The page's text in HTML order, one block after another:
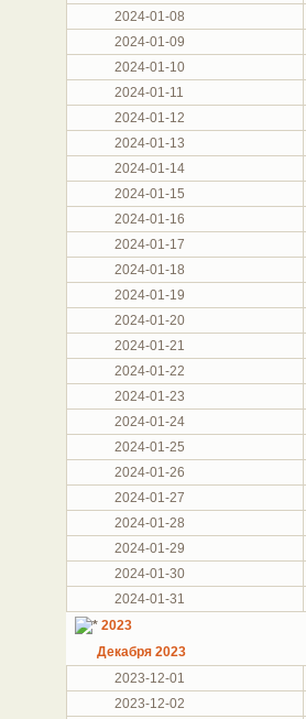
2024-01-08
2024-01-09
2024-01-10
2024-01-11
2024-01-12
2024-01-13
2024-01-14
2024-01-15
2024-01-16
2024-01-17
2024-01-18
2024-01-19
2024-01-20
2024-01-21
2024-01-22
2024-01-23
2024-01-24
2024-01-25
2024-01-26
2024-01-27
2024-01-28
2024-01-29
2024-01-30
2024-01-31
2023
Декабря 2023
2023-12-01
2023-12-02